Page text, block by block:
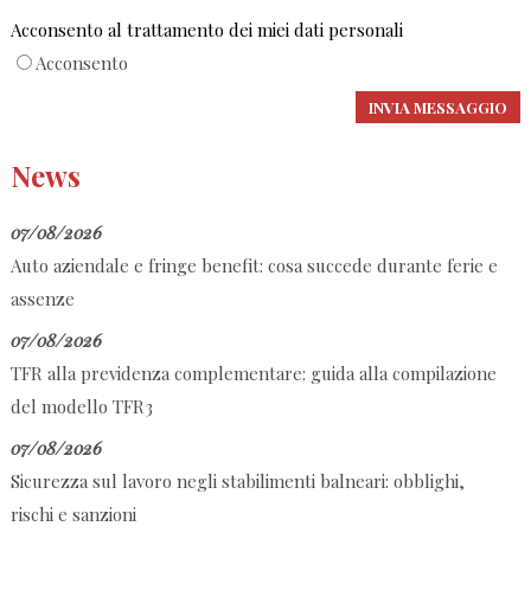
Acconsento al trattamento dei miei dati personali
Acconsento
News
07/08/2026
Auto aziendale e fringe benefit: cosa succede durante ferie e
assenze
07/08/2026
TFR alla previdenza complementare: guida alla compilazione
del modello TFR3
07/08/2026
Sicurezza sul lavoro negli stabilimenti balneari: obblighi,
rischi e sanzioni